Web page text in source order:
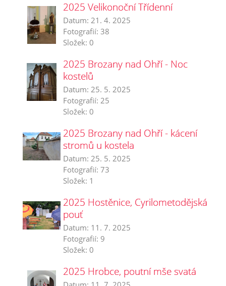
2025 Velikonoční Třídenní
Datum: 21. 4. 2025
Fotografií: 38
Složek: 0
2025 Brozany nad Ohří - Noc
kostelů
Datum: 25. 5. 2025
Fotografií: 25
Složek: 0
2025 Brozany nad Ohří - kácení
stromů u kostela
Datum: 25. 5. 2025
Fotografií: 73
Složek: 1
2025 Hostěnice, Cyrilometodějská
pouť
Datum: 11. 7. 2025
Fotografií: 9
Složek: 0
2025 Hrobce, poutní mše svatá